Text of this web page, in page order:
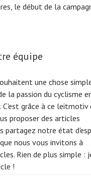
le début de la
équipe
une chose
la passion du cyclisme
C'est grâce à ce leitmotiv
proposer des articles
partagez notre état
nous vous invitons à
Rien de plus simple :
!